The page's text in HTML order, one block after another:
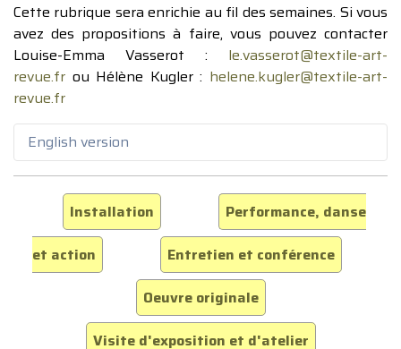
Cette rubrique sera enrichie au fil des semaines. Si vous
avez des propositions à faire, vous pouvez contacter
Louise-Emma Vasserot : le.vasserot@textile-art-
revue.fr ou Hélène Kugler : helene.kugler@textile-art-
revue.fr
English version
Installation
Performance, danse
et action
Entretien et conférence
Oeuvre originale
Visite d'exposition et d'atelier